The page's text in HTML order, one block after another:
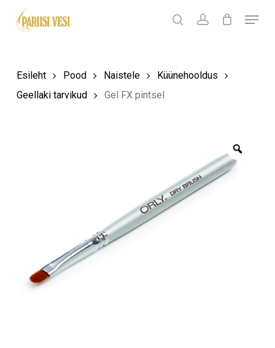
Products
search
searchaccount
Menu
Ostukorv
Esileht Pood Naistele
Küünehooldus
Geellaki tarvikud
Gel FX pintsel